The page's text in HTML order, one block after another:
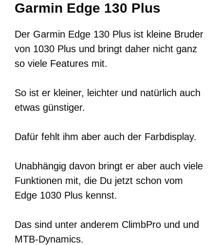
Garmin Edge 130 Plus
Der Garmin Edge 130 Plus ist kleine Bruder
von 1030 Plus und bringt daher nicht ganz
so viele Features mit.
So ist er kleiner, leichter und natürlich auch
etwas günstiger.
Dafür fehlt ihm aber auch der Farbdisplay.
Unabhängig davon bringt er aber auch viele
Funktionen mit, die Du jetzt schon vom
Edge 1030 Plus kennst.
Das sind unter anderem ClimbPro und und
MTB-Dynamics.